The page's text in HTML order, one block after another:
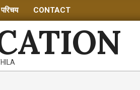
CONTACT